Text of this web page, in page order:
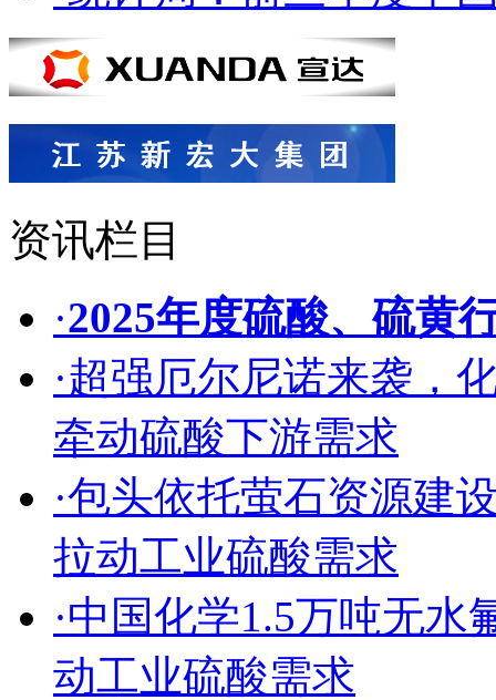
资讯栏目
·2025年度硫酸、硫黄
·超强厄尔尼诺来袭，
牵动硫酸下游需求
·包头依托萤石资源建
拉动工业硫酸需求
·中国化学1.5万吨无水
动工业硫酸需求